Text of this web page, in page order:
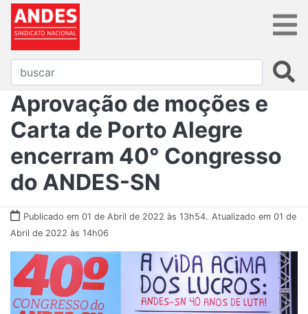
Aprovação de moções e
Carta de Porto Alegre
encerram 40° Congresso
do ANDES-SN
Publicado em 01 de Abril de 2022 às 13h54. Atualizado em 01 de
Abril de 2022 às 14h06